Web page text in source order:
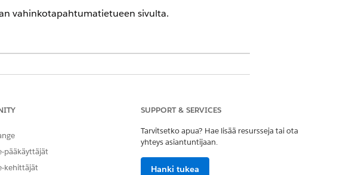
vahinkotapahtumatietueen sivulta.
vahinkotapahtumien päällikkö
ylentää vahinkotapahtumia, jotka vaikuttavat
pääkäyttäjät
kehittäjät
SUPPORT & SERVICES
Tarvitsetko apua? Hae lisää resursseja tai ota
yhteys asiantuntijaan.
Hanki tukea